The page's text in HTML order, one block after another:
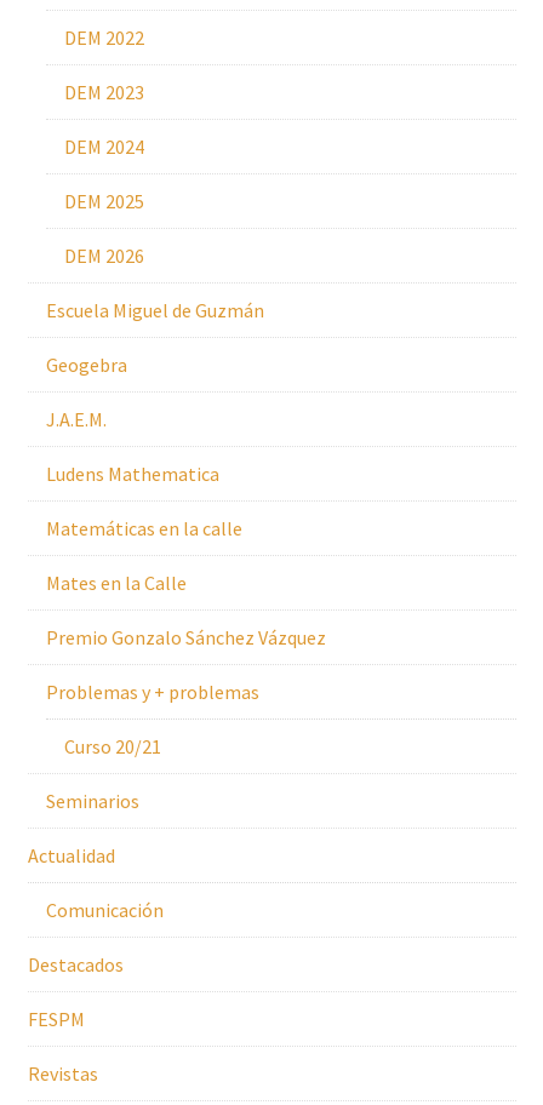
DEM 2022
DEM 2023
DEM 2024
DEM 2025
DEM 2026
Escuela Miguel de Guzmán
Geogebra
J.A.E.M.
Ludens Mathematica
Matemáticas en la calle
Mates en la Calle
Premio Gonzalo Sánchez Vázquez
Problemas y + problemas
Curso 20/21
Seminarios
Actualidad
Comunicación
Destacados
FESPM
Revistas